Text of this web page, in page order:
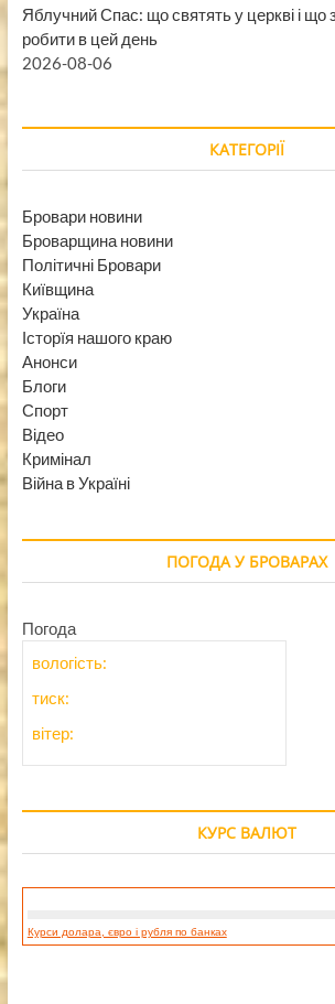
Яблучний Спас: що святять у церкві і що
робити в цей день
2026-08-06
КАТЕГОРІЇ
Бровари новини
Броварщина новини
Політичні Бровари
Київщина
Україна
Історїя нашого краю
Анонси
Блоги
Спорт
Відео
Кримінал
Війна в Україні
ПОГОДА У БРОВАРАХ
Погода
вологість:
тиск:
вітер:
КУРС ВАЛЮТ
Курси долара, євро і рубля по банках